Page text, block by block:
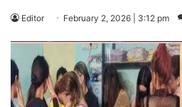
Editor February 2, 2026 | 3:12 pm